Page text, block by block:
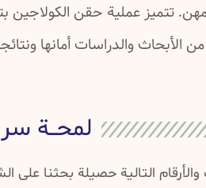
تتميز عملية حقن الكولاجين
الأبحاث والدراسات أمانها
لمحــة
والأرقام التالية حصيلة بحثنا على